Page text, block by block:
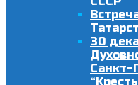
30
Санкт-